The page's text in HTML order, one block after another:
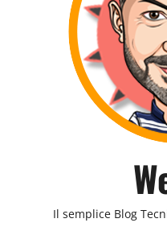
Il semplice Blog